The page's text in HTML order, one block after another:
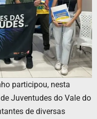
participou, nesta
Juventudes do Vale do
de diversas